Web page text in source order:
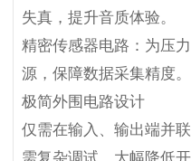
失真，提升音质体验。
精密传感器电路：为压
源，保障数据采集精度。
极简外围电路设计
仅需在输入、输出端并